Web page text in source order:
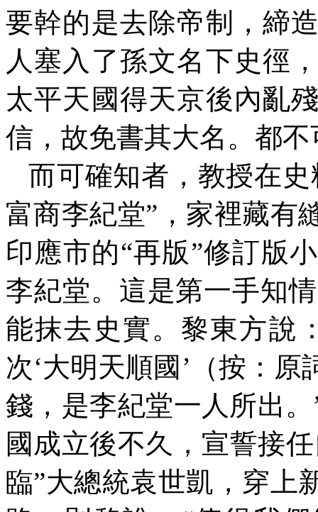
要幹的是去除帝制，締
人塞入了孫文名下史徑
太平天國得天京後內亂
信，故免書其大名。都
而可確知者，教授在
富商李紀堂”，家裡藏有
印應市的“再版”修訂版
李紀堂。這是第一手知
能抹去史實。黎東方說
次‘大明天順國’（按：
錢，是李紀堂一人所出
國成立後不久，宣誓接
臨”大總統袁世凱，穿上